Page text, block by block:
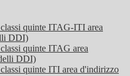
quinte ITAG-ITI area
DDI)
quinte ITAG area
DDI)
quinte ITI area d'indirizzo